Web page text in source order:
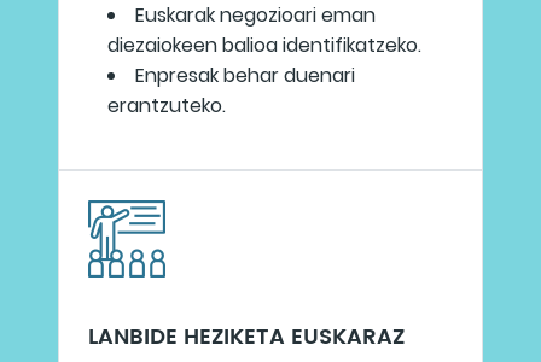
Euskarak negozioari eman
diezaiokeen balioa identifikatzeko.
Enpresak behar duenari
erantzuteko.
LANBIDE HEZIKETA EUSKARAZ